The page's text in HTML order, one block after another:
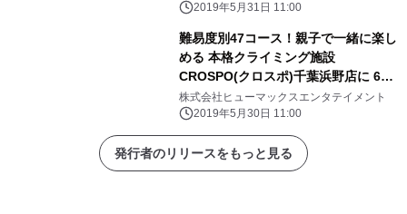
2019年5月31日 11:00
難易度別47コース！親子で一緒に楽し
める 本格クライミング施設
CROSPO(クロスポ)千葉浜野店に 6月
1日よりボルダリングが登場！
株式会社ヒューマックスエンタテイメント
2019年5月30日 11:00
発行者のリリースをもっと見る